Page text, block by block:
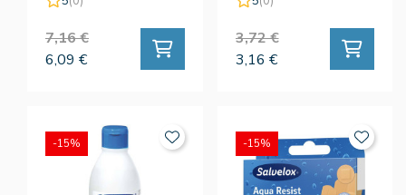
7,16 €
6,09 €
3,72 €
3,16 €
-15% -15%